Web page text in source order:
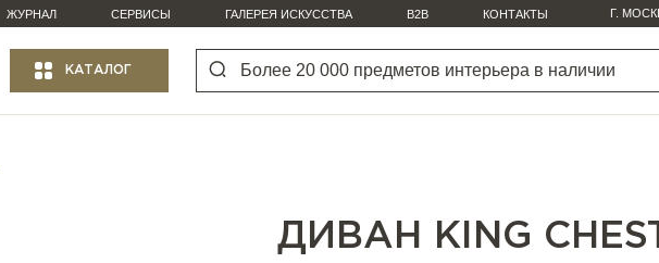
ЖУРНАЛ СЕРВИСЫ ГАЛЕРЕЯ ИСКУССТВА B2B КОНТАКТЫ Г.
КАТАЛОГ
ДИВАН KING